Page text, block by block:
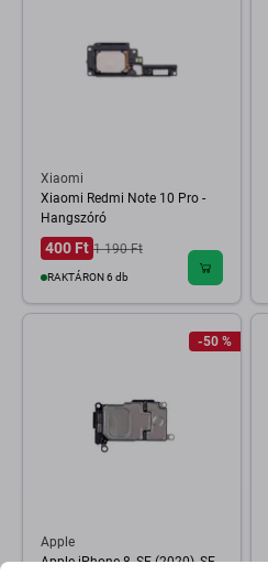
Xiaomi
Xiaomi Redmi Note 10 Pro -
Hangszóró
400 Ft 1 190 Ft
RAKTÁRON 6 db
-50 %
Apple
Apple iPhone 8, SE (2020), SE